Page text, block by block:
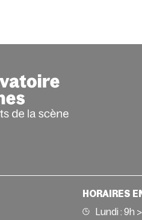
HORAIRES
Lundi : 9h